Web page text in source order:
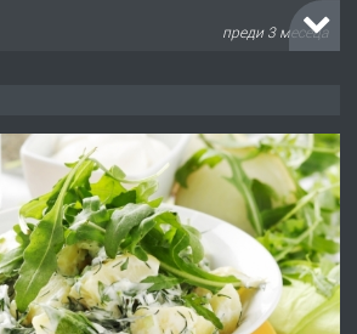
преди 3 месеца
преди 10 месеца
Професионална броячна машина -
със сертификат от ЕЦБ